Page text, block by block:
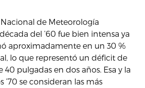
de Meteorología
del ’60 fue bien intensa ya
aproximadamente en un 30 %
lo que representó un déficit de
pulgadas en dos años. Esa y la
’70 se consideran las más